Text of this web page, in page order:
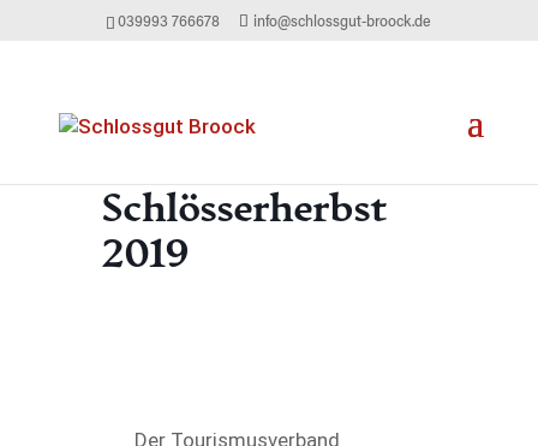
039993 766678 info@schlossgut-broock.de
Schlösserherbst
2019
Der Tourismusverband